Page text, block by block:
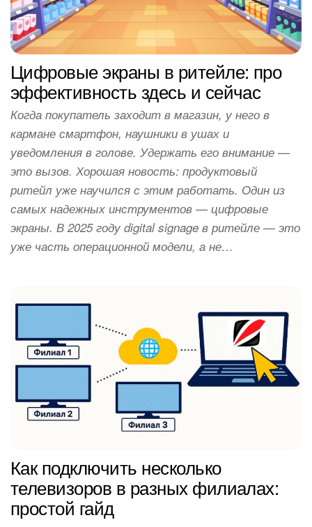
Цифровые экраны в ритейле: про
эффективность здесь и сейчас
Когда покупатель заходит в магазин, у него в
кармане смартфон, наушники в ушах и
уведомления в голове. Удержать его внимание —
это вызов. Хорошая новость: продуктовый
ритейл уже научился с этим работать. Один из
самых надежных инструментов — цифровые
экраны. В 2025 году digital signage в ритейле — это
уже часть операционной модели, а не…
Как подключить несколько
телевизоров в разных филиалах:
простой гайд